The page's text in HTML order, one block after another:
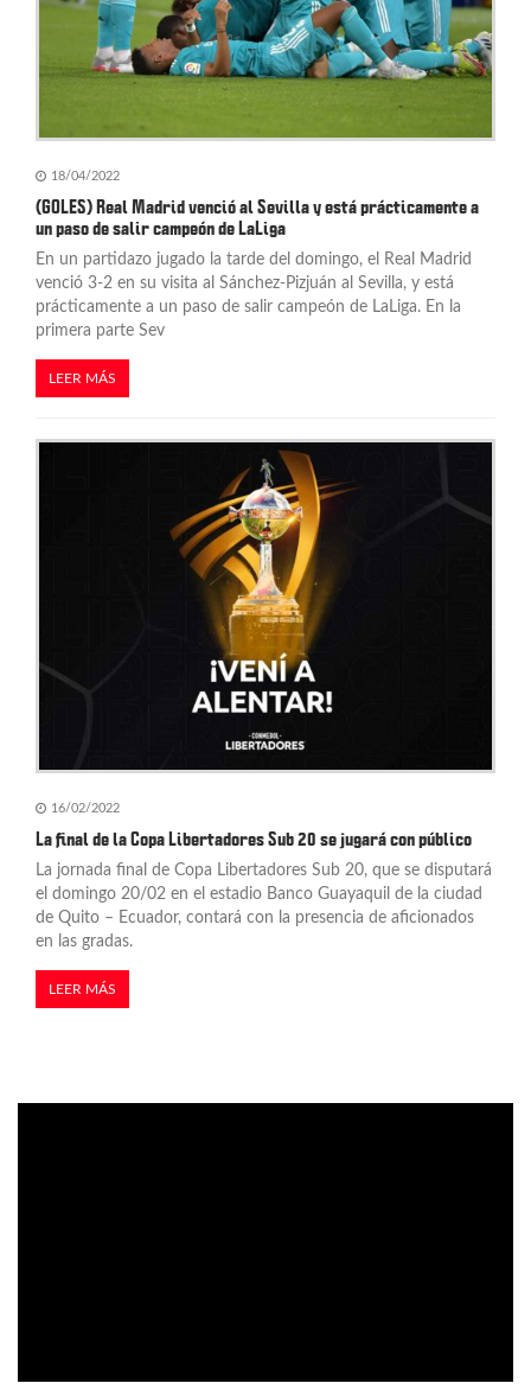
18/04/2022
(GOLES) Real Madrid venció al Sevilla y está prácticamente a
un paso de salir campeón de LaLiga
En un partidazo jugado la tarde del domingo, el Real Madrid
venció 3-2 en su visita al Sánchez-Pizjuán al Sevilla, y está
prácticamente a un paso de salir campeón de LaLiga. En la
primera parte Sev
LEER MÁS
16/02/2022
La final de la Copa Libertadores Sub 20 se jugará con público
La jornada final de Copa Libertadores Sub 20, que se disputará
el domingo 20/02 en el estadio Banco Guayaquil de la ciudad
de Quito – Ecuador, contará con la presencia de aficionados
en las gradas.
LEER MÁS